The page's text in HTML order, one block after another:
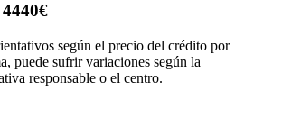
según el precio del crédito por
puede sufrir variaciones según la
responsable o el centro.